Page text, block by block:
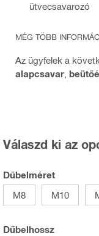
ütvecsavarozó
MÉG TÖBB
Az ügyfelek a
alapcsavar
Válaszd ki az
Dűbelméret
M8
M10
Dűbelhossz